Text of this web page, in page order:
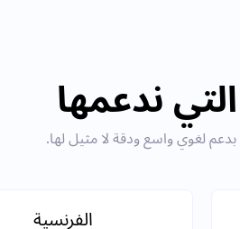
ندعمها
لغوي واسع ودقة لا مثيل لها.
الفرنسية